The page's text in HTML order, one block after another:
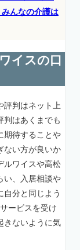
んなの介護は
イスの口
評判はネット上
判はあくまでも
期待することや
ない方が良いか
ルワイスや高松
い、入居相談や
自分と同じよう
ービスを受け
きないように気